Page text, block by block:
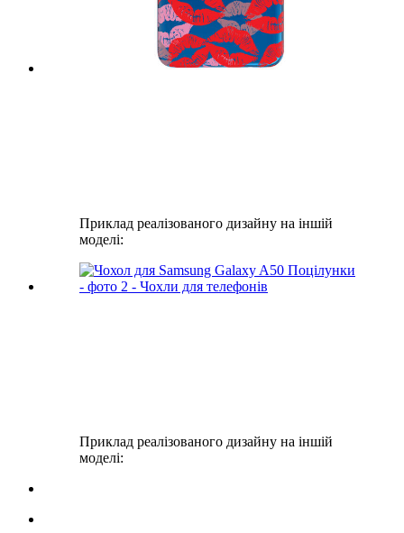
Приклад реалізованого дизайну на іншій
моделі:
Приклад реалізованого дизайну на іншій
моделі: